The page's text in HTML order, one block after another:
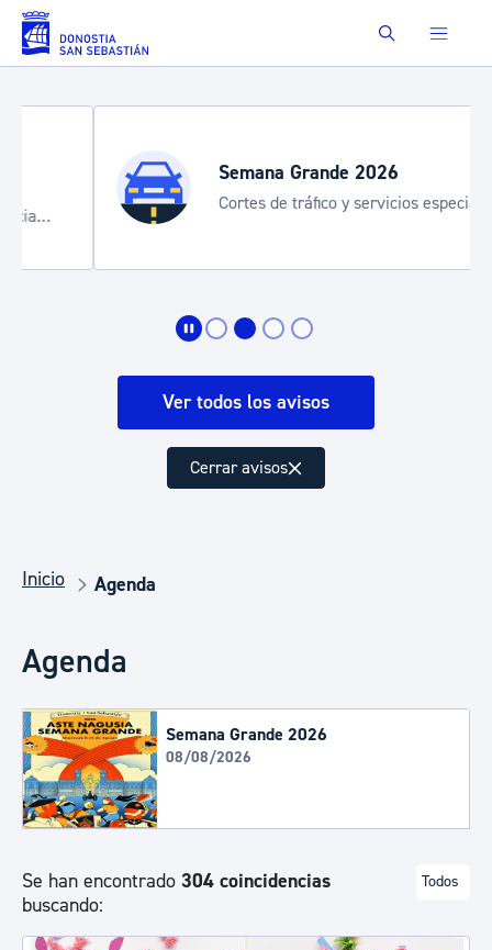
Saltar al contenido principal Buscar
Semana Grande 2026
Cortes de tráfico y servicios especiales
de transporte
Ver todos los avisos
Cerrar avisos
Inicio Agenda
Agenda
Semana Grande 2026
08/08/2026
Se han encontrado 304 coincidencias
buscando:
Todos